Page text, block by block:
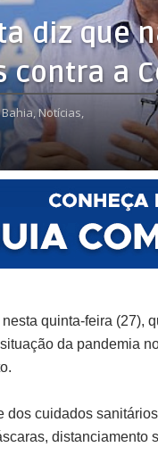
diz que
contra a
Bahia,Notícias,
quinta-feira (27),
da pandemia
dos cuidados
distanciamento